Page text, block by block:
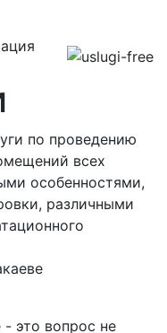
по проведению
всех
особенностями,
различными
это вопрос не